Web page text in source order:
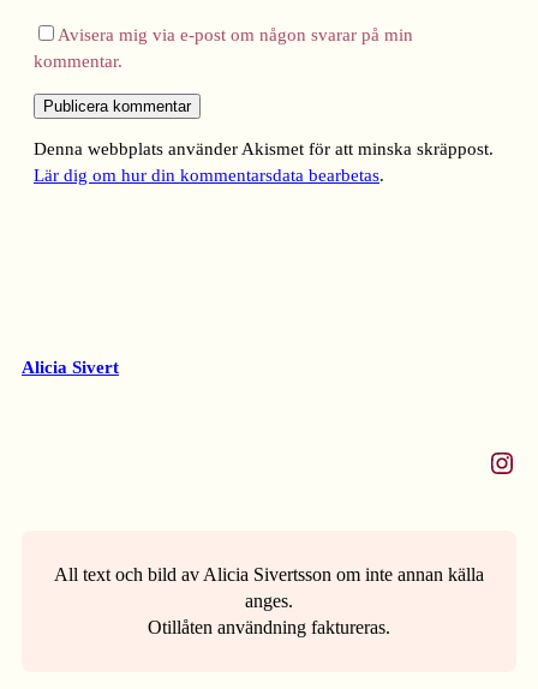
Avisera mig via e-post om någon svarar på min
kommentar.
Denna webbplats använder Akismet för att minska skräppost.
Lär dig om hur din kommentarsdata bearbetas.
Alicia Sivert
Instagram
All text och bild av Alicia Sivertsson om inte annan källa
anges.
Otillåten användning faktureras.